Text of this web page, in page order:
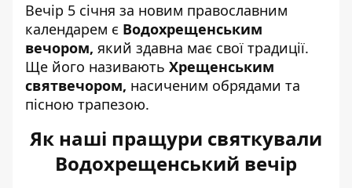
Вечір 5 січня за новим православним
календарем є Водохрещенським
вечором, який здавна має свої традиції.
Ще його називають Хрещенським
святвечором, насиченим обрядами та
пісною трапезою.
Як наші пращури святкували
Водохрещенський вечір